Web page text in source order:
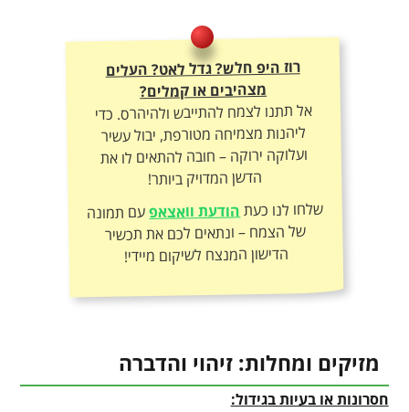
רוז היפ חלש? גדל לאט? העלים
מצהיבים או קמלים?
אל תתנו לצמח להתייבש ולהיהרס. כדי
ליהנות מצמיחה מטורפת, יבול עשיר
ועלוקה ירוקה – חובה להתאים לו את
הדשן המדויק ביותר!
שלחו לנו כעתהודעת וואצאפעם תמונה
של הצמח – ונתאים לכם את תכשיר
הדישון המנצח לשיקום מיידי!
מזיקים ומחלות: זיהוי והדברה
חסרונות או בעיות בגידול: